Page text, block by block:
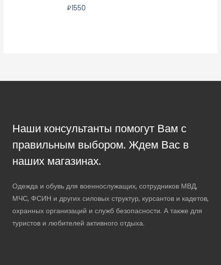
₽1550
Наши консультанты помогут Вам с
правильным выбором. Ждем Вас в
наших магазинах.
Одежда и обувь для военнослужащих, сотрудников МВД,
МЧС, ФСИН и других силовых структур, курсантов и кадетов,
охранных организаций и служб безопасности. А также для
туристов и любителей активного отдыха.